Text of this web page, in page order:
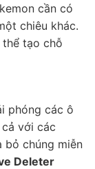
cần có
chiêu khác.
tạo chỗ
phóng các ô
với các
bỏ chúng miễn
Deleter